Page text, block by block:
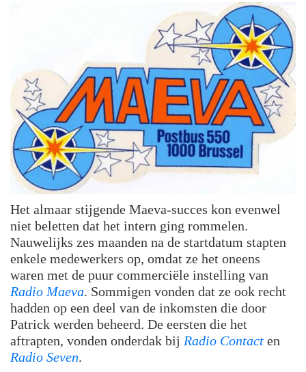
Het almaar stijgende Maeva-succes kon evenwel
niet beletten dat het intern ging rommelen.
Nauwelijks zes maanden na de startdatum stapten
enkele medewerkers op, omdat ze het oneens
waren met de puur commerciële instelling van
Radio Maeva. Sommigen vonden dat ze ook recht
hadden op een deel van de inkomsten die door
Patrick werden beheerd. De eersten die het
aftrapten, vonden onderdak bij Radio Contact en
Radio Seven.